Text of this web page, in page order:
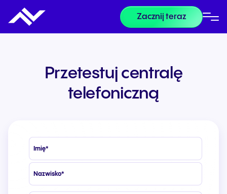
Zacznij teraz
Przetestuj centralę
telefoniczną